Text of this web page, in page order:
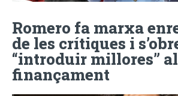
Romero fa marxa
de les crítiques i
“introduir millores”
finançament